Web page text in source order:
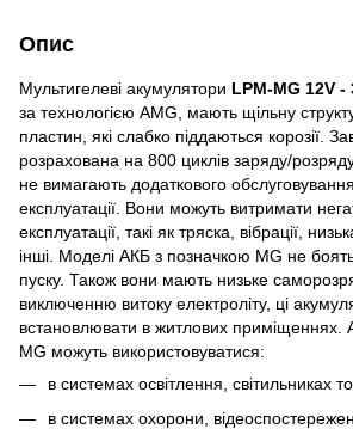
Опис
Мультигелеві акумулятори LPM-MG 12V -
за технологією AMG, мають щільну
пластин, які слабко піддаються корозії.
розрахована на 800 циклів заряду/
не вимагають додаткового
експлуатації. Вони можуть витримати
експлуатації, такі як тряска, вібрації,
інші. Моделі АКБ з позначкою MG не
пуску. Також вони мають низьке
виключенню витоку електроліту, ці
встановлювати в житлових приміщеннях.
MG можуть використовуватися:
в системах освітлення, світильниках
в системах охорони,